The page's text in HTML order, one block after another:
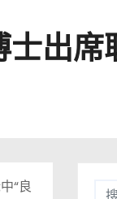
出席
“良